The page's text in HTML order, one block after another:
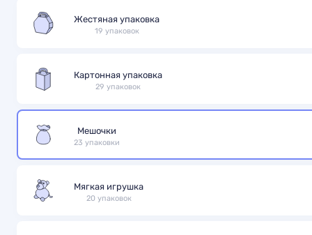
Жестяная упаковка
19 упаковок
Картонная упаковка
29 упаковок
Мешочки
23 упаковки
Мягкая игрушка
20 упаковок